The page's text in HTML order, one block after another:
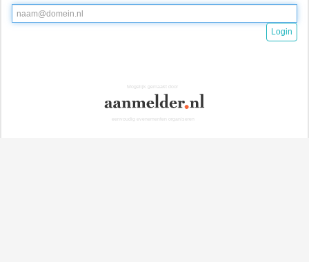
Login
Mogelijk gemaakt door
eenvoudig evenementen organiseren